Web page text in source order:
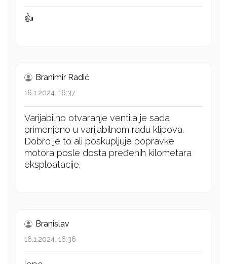
👍
Branimir Radić
16.1.2024. 16:37
Varijabilno otvaranje ventila je sada
primenjeno u varijabilnom radu klipova.
Dobro je to ali poskupljuje popravke
motora posle dosta pređenih kilometara
eksploatacije.
Branislav
16.1.2024. 16:36